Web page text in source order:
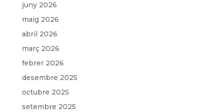
juny 2026
maig 2026
abril 2026
març 2026
febrer 2026
desembre 2025
octubre 2025
setembre 2025